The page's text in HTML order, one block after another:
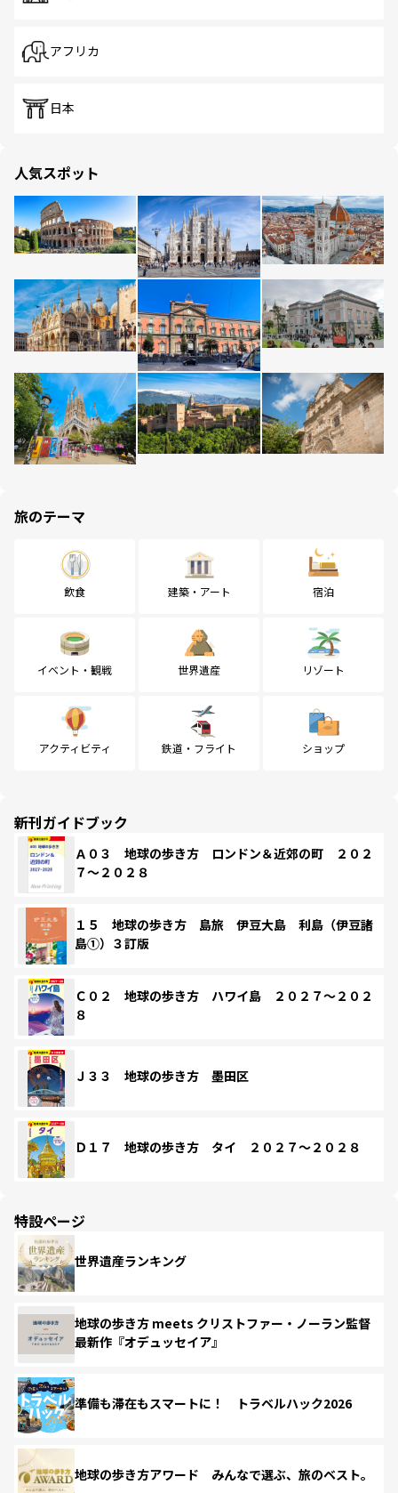
アフリカ
日本
人気スポット
旅のテーマ
飲食 建築・アート 宿泊
イベント・観戦 世界遺産 リゾート
アクティビティ 鉄道・フライト ショップ
新刊ガイドブック
Ａ０３ 地球の歩き方 ロンドン＆近郊の町 ２０２
７～２０２８
１５ 地球の歩き方 島旅 伊豆大島 利島（伊豆諸
島①）３訂版
Ｃ０２ 地球の歩き方 ハワイ島 ２０２７～２０２
８
Ｊ３３ 地球の歩き方 墨田区
Ｄ１７ 地球の歩き方 タイ ２０２７～２０２８
特設ページ
世界遺産ランキング
地球の歩き方 meets クリストファー・ノーラン監督
最新作『オデュッセイア』
準備も滞在もスマートに！ トラベルハック2026
地球の歩き方アワード みんなで選ぶ、旅のベスト。